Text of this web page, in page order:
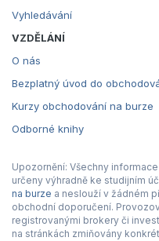
Vyhledávání
VZDĚLÁNÍ
O nás
Bezplatný úvod do
Kurzy obchodování na burze
Odborné knihy
Upozornění: Všechny
určeny výhradně ke studijním
na burze a neslouží v žádném
obchodní doporučení.
registrovanými brokery či
na stránkách zmiňovány